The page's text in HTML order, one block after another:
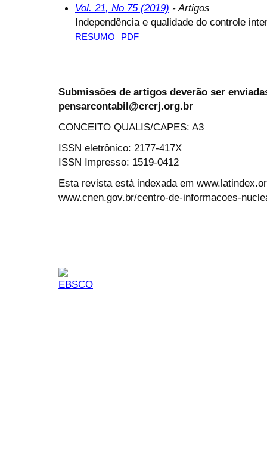
Vol. 21, No 75 (2019) - Artigos
Independência e qualidade do controle
RESUMO PDF
Submissões de artigos deverão ser
pensarcontabil@crcrj.org.br
CONCEITO QUALIS/CAPES: A3
ISSN eletrônico: 2177-417X
ISSN Impresso: 1519-0412
Esta revista está indexada em
www.cnen.gov.br/centro-de-informacoes-